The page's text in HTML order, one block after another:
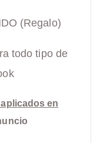
(Regalo)
todo tipo de
en